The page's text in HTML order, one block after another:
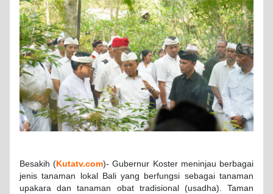
Besakih ( Kutatv.com)- Gubernur Koster meninjau berbagai
jenis tanaman lokal Bali yang berfungsi sebagai tanaman
upakara dan tanaman obat tradisional (usadha). Taman